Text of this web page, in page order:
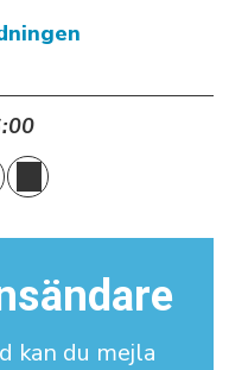
kan du mejla